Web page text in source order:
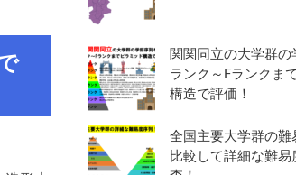
関関同立の大学群の
ランク～Fランクま
構造で評価！
全国主要大学群の難
比較して詳細な難易